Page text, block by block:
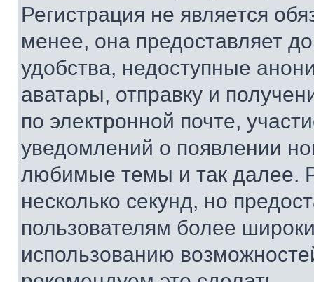
Регистрация не является
менее, она предоставляет
удобства, недоступные
аватары, отправку и
по электронной почте,
уведомлений о появлении
любимые темы и так далее.
несколько секунд, но
пользователям более
использованию